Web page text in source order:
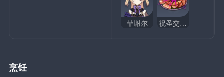
菲谢尔 祝圣交响乐
烹饪